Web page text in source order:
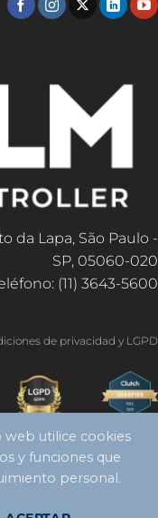
da Lapa, São Paulo -
SP, 05060-020
(11) 3643-5600
de privacidad y LGPD
web utilice cookies
y funciones que
personal.